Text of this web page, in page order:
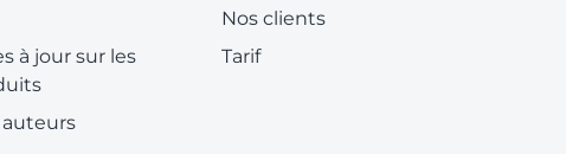
à jour sur les
auteurs
Nos clients
Tarif